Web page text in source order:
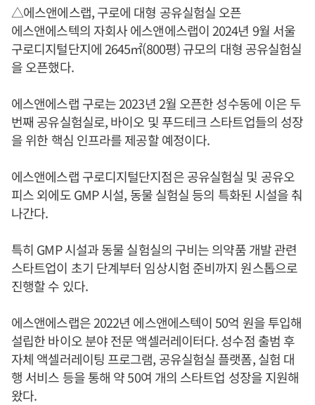
△에스앤에스랩, 구로에 대형 공유실험실 오픈
에스앤에스텍의 자회사 에스앤에스랩이 2024년 9월 서울
구로디지털단지에 2645㎡(800평) 규모의 대형 공유실험실
을 오픈했다.
에스앤에스랩 구로는 2023년 2월 오픈한 성수동에 이은 두
번째 공유실험실로, 바이오 및 푸드테크 스타트업들의 성장
을 위한 핵심 인프라를 제공할 예정이다.
에스앤에스랩 구로디지털단지점은 공유실험실 및 공유오
피스 외에도 GMP 시설, 동물 실험실 등의 특화된 시설을 춰
나간다.
특히 GMP 시설과 동물 실험실의 구비는 의약품 개발 관련
스타트업이 초기 단계부터 임상시험 준비까지 원스톱으로
진행할 수 있다.
에스앤에스랩은 2022년 에스앤에스텍이 50억 원을 투입해
설립한 바이오 분야 전문 액셀러레이터다. 성수점 출범 후
자체 액셀러레이팅 프로그램, 공유실험실 플랫폼, 실험 대
행 서비스 등을 통해 약 50여 개의 스타트업 성장을 지원해
왔다.